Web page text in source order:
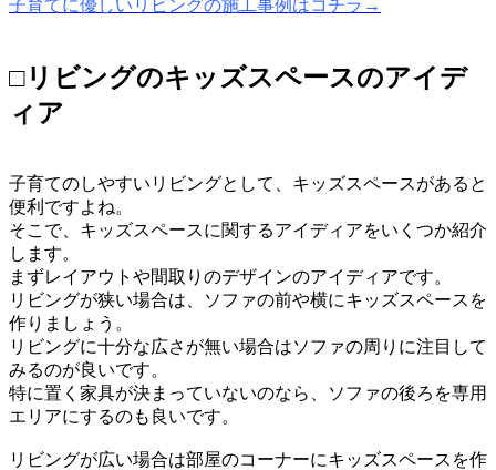
子育てに優しいリビングの施工事例はコチラ→
□リビングのキッズスペースのアイデ
ィア
子育てのしやすいリビングとして、キッズスペースがあると
便利ですよね。
そこで、キッズスペースに関するアイディアをいくつか紹介
します。
まずレイアウトや間取りのデザインのアイディアです。
リビングが狭い場合は、ソファの前や横にキッズスペースを
作りましょう。
リビングに十分な広さが無い場合はソファの周りに注目して
みるのが良いです。
特に置く家具が決まっていないのなら、ソファの後ろを専用
エリアにするのも良いです。
リビングが広い場合は部屋のコーナーにキッズスペースを作